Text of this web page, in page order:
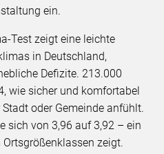
ein.
Test zeigt eine leichte
in Deutschland,
Defizite. 213.000
wie sicher und komfortabel
oder Gemeinde anfühlt.
sich von 3,96 auf 3,92 – ein
zeigt.